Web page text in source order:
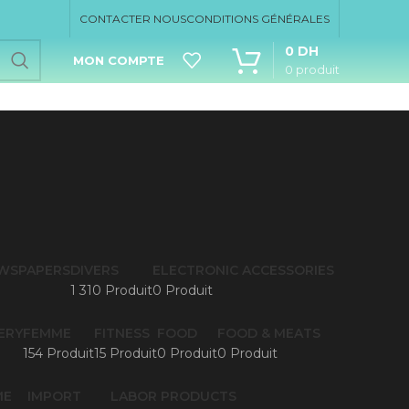
CONTACTER NOUSCONDITIONS GÉNÉRALES
MON COMPTE
0 produit
0 DH
1 310 Produit0 Produit
154 Produit15 Produit0 Produit0 Produit